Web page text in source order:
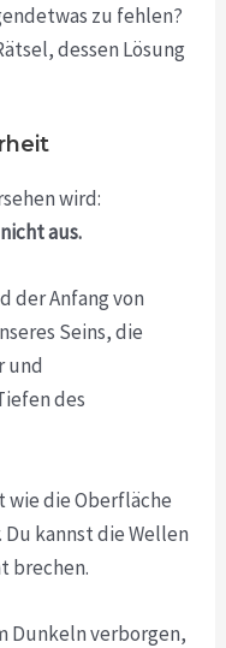
zu fehlen?
dessen Lösung
wird:
aus.
der Anfang von
Seins, die
und
des
wie die Oberfläche
Du kannst die Wellen
brechen.
Dunkeln verborgen,